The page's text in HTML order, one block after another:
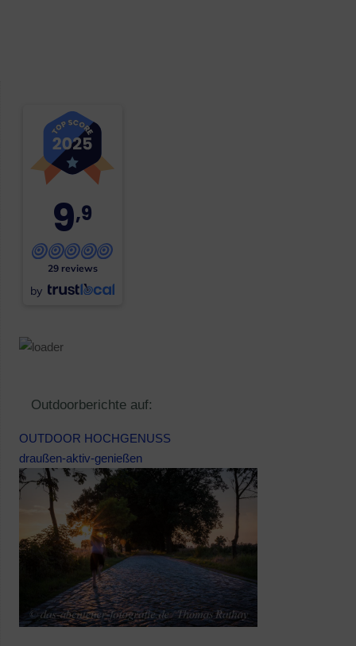
9,9
29 reviews
by
Outdoorberichte auf:
OUTDOOR HOCHGENUSS
draußen-aktiv-genießen